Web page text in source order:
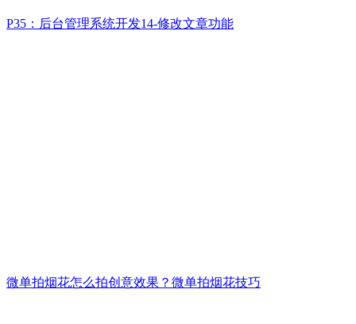
P35：后台管理系统开发14-修改文章功能
微单拍烟花怎么拍创意效果？微单拍烟花技巧